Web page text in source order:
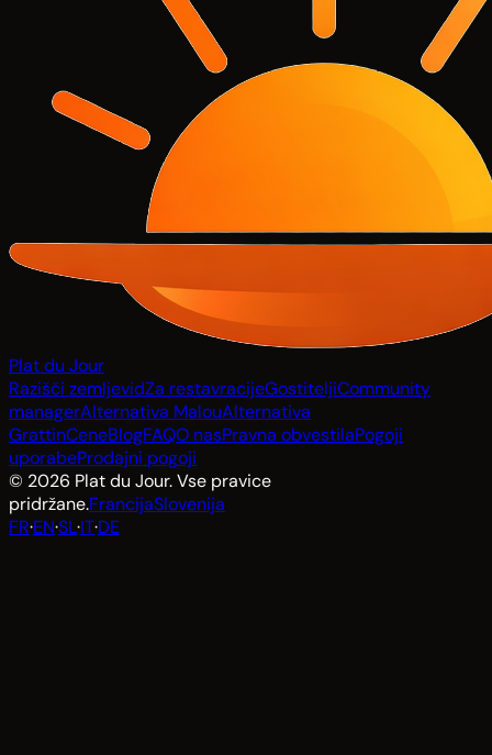
Plat du Jour
Razišči zemljevidZa restavracijeGostiteljiCommunity
managerAlternativa MalouAlternativa
GrattinCeneBlogFAQO nasPravna obvestilaPogoji
uporabeProdajni pogoji
© 2026 Plat du Jour. Vse pravice
pridržane.FrancijaSlovenija
FR·EN·SL·IT·DE